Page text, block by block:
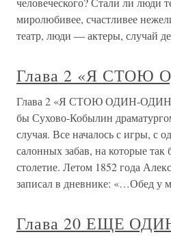
миролюбивее, счастливее
театр, люди — актеры, случай
Глава 2 «Я
Глава 2 «Я СТОЮ ОДИН-
бы Сухово-Кобылин
случая. Все началось с игры, с
салонных забав, на которые
столетие. Летом 1852 года
записал в дневнике: «…Обед у
Глава 20 ЕЩЕ